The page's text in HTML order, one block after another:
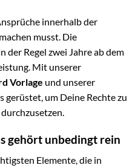
innerhalb der
musst. Die
Regel zwei Jahre ab dem
Mit unserer
Vorlage und unserer
um Deine Rechte zu
gehört unbedingt rein
Elemente, die in